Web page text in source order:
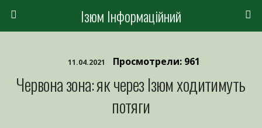
Ізюм Інформаційний
11.04.2021 Просмотрели: 961
Червона зона: як через Ізюм ходитимуть
потяги